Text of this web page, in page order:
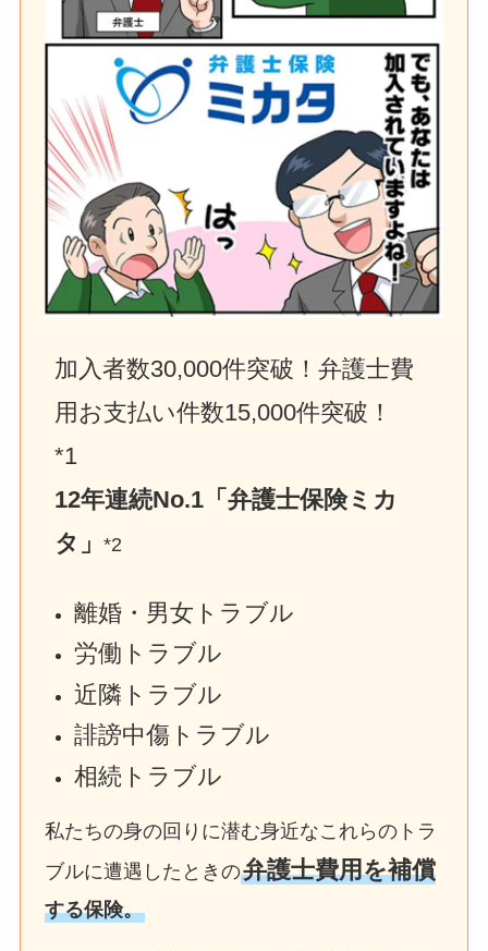
加入者数30,000件突破！弁護士費
用お支払い件数15,000件突破！
*1
12年連続No.1「弁護士保険ミカ
タ」*2
離婚・男女トラブル
労働トラブル
近隣トラブル
誹謗中傷トラブル
相続トラブル
私たちの身の回りに潜む身近なこれらのトラ
ブルに遭遇したときの弁護士費用を補償
する保険。